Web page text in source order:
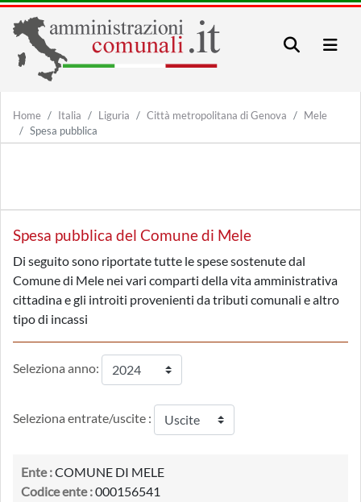
Home Italia Liguria Città metropolitana di Genova
Mele
Spesa pubblica
Spesa pubblica del Comune di Mele
Di seguito sono riportate tutte le spese sostenute dal
Comune di Mele nei vari comparti della vita amministrativa
cittadina e gli introiti provenienti da tributi comunali e altro
tipo di incassi
Seleziona anno:
Seleziona entrate/uscite :
Ente :COMUNE DI MELE
Codice ente :000156541